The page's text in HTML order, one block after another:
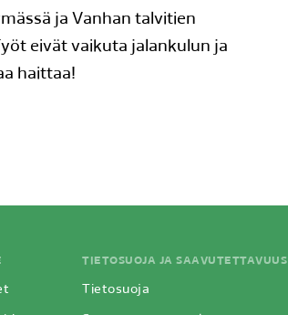
ja Vanhan talvitien
eivät vaikuta jalankulun ja
haittaa!
TIETOSUOJA JA SAAVUTETTAVUUS
Tietosuoja